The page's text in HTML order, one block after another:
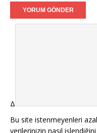
Δ
Bu site istenmeyenleri
verilerinizin nasıl